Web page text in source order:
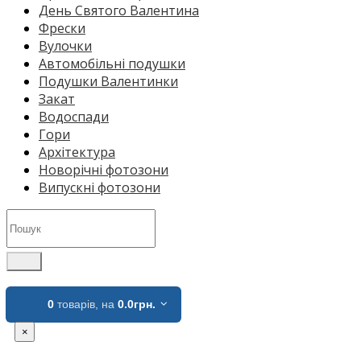
День Святого Валентина
Фрески
Вулочки
Автомобільні подушки
Подушки Валентинки
Закат
Водоспади
Гори
Архітектура
Новорічні фотозони
Випускні фотозони
0 товарів, на 0.0грн.
×